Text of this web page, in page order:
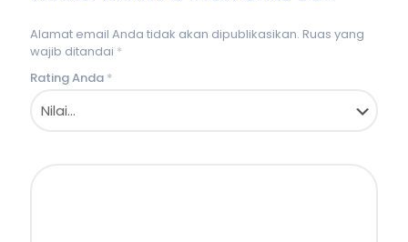
Alamat email Anda tidak akan dipublikasikan. Ruas yang
wajib ditandai *
Rating Anda *